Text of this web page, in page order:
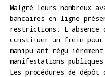
Malgré leurs nombreux
bancaires en ligne
restrictions. L’absence
constituer un frein
manipulant
manifestations
Les procédures de dépôt